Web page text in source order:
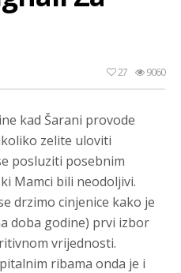
9060
27
kad Šarani provode
zelite uloviti
posluziti posebnim
Mamci bili neodoljivi.
drzimo cinjenice kako je
doba godine) prvi izbor
vrijednosti.
ribama onda je i